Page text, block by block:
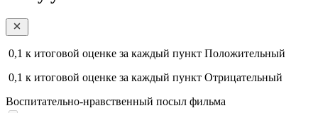
0,1 к итоговой оценке за каждый пункт Положительный
0,1 к итоговой оценке за каждый пункт Отрицательный
Воспитательно-нравственный посыл фильма